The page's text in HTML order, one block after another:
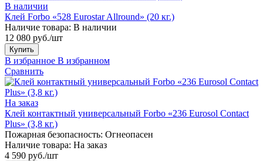
В наличии
Клей Forbo «528 Eurostar Allround» (20 кг.)
Наличие товара: В наличии
12 080 руб./шт
Купить
В избранное В избранном
Сравнить
На заказ
Клей контактный универсальный Forbo «236 Eurosol Contact
Plus» (3,8 кг.)
Пожарная безопасность: Огнеопасен
Наличие товара: На заказ
4 590 руб./шт